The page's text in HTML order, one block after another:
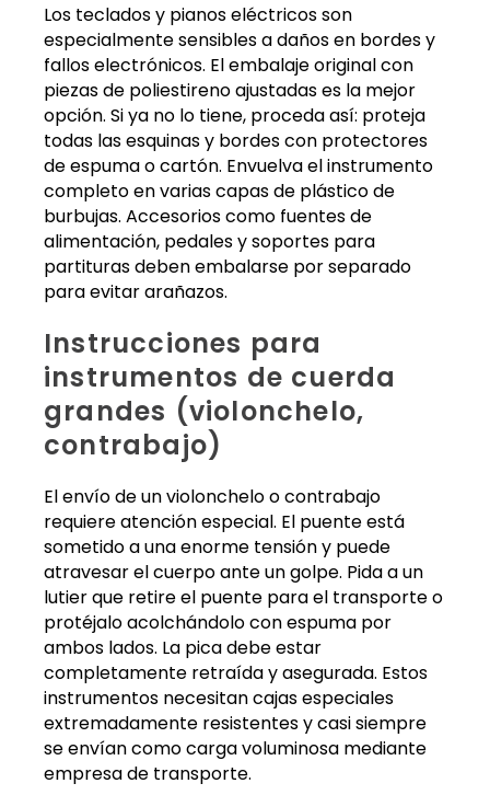
Los teclados y pianos eléctricos son
especialmente sensibles a daños en bordes y
fallos electrónicos. El embalaje original con
piezas de poliestireno ajustadas es la mejor
opción. Si ya no lo tiene, proceda así: proteja
todas las esquinas y bordes con protectores
de espuma o cartón. Envuelva el instrumento
completo en varias capas de plástico de
burbujas. Accesorios como fuentes de
alimentación, pedales y soportes para
partituras deben embalarse por separado
para evitar arañazos.
Instrucciones para
instrumentos de cuerda
grandes (violonchelo,
contrabajo)
El envío de un violonchelo o contrabajo
requiere atención especial. El puente está
sometido a una enorme tensión y puede
atravesar el cuerpo ante un golpe. Pida a un
lutier que retire el puente para el transporte o
protéjalo acolchándolo con espuma por
ambos lados. La pica debe estar
completamente retraída y asegurada. Estos
instrumentos necesitan cajas especiales
extremadamente resistentes y casi siempre
se envían como carga voluminosa mediante
empresa de transporte.